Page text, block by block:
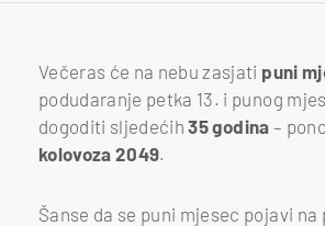
Večeras će na nebu zasjati puni
podudaranje petka 13. i punog
dogoditi sljedećih35 godina –
kolovoza 2049.
Šanse da se puni mjesec pojavi na